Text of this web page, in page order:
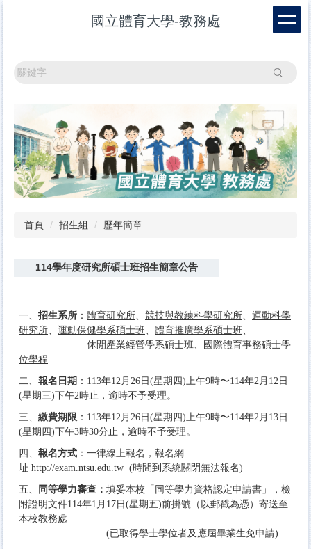
國立體育大學-教務處
搜尋
首頁 招生組 歷年簡章
114學年度研究所碩士班招生簡章公告
一、 招生系所 ： 體育研究所、 競技與教練科學研究所、 運動科學
研究所、 運動保健學系碩士班、 體育推廣學系碩士班、
休閒產業經營學系碩士班、
國際體育事務碩士學
位學程
二、 報名日期 ：113年12月26日(星期四)上午9時〜114年2月12日
(星期三)下午2時止，逾時不予受理。
三、 繳費期限 ：113年12月26日(星期四)上午9時〜114年2月13日
(星期四)下午3時30分止，逾時不予受理。
四、 報名方式 ：一律線上報名，報名網
址 http://exam.ntsu.edu.tw (時間到系統關閉無法報名)
五、 同等學力審查： 填妥本校「同等學力資格認定申請書」，檢
附證明文件114年1月17日(星期五)前掛號（以郵戳為憑）寄送至
本校教務處
(已取得學士學位者及應屆畢業生免申請)